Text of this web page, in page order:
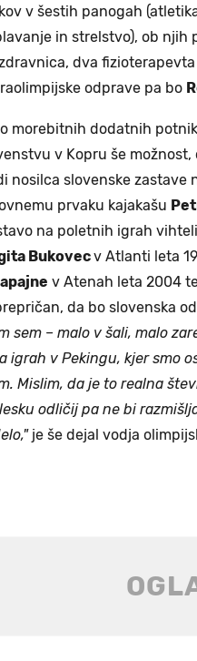
v šestih panogah
in strelstvo), ob njih
dva
odprave pa bo
morebitnih dodatnih
v Kopru še
nosilca slovenske zastave
prvaku kajakašu
na poletnih igrah vihteli
Bukovecv Atlanti leta
v Atenah leta 2004
da bo slovenska
sem – malo v šali, malo
igrah v Pekingu, kjer smo
Mislim, da je to realna
odličij pa ne bi
je še dejal vodja